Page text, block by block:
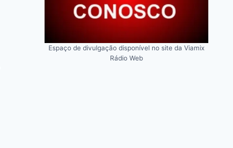
Espaço de divulgação disponível no site da Viamix
Rádio Web